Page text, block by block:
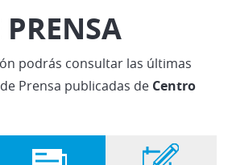
podrás consultar las últimas
Prensa publicadas de Centro